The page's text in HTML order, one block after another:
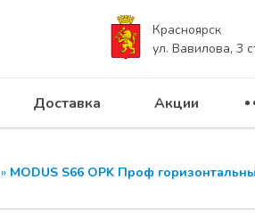
Красноярск
ул. Вавилова, 3
Доставка Акции
» MODUS S66 OPK Проф